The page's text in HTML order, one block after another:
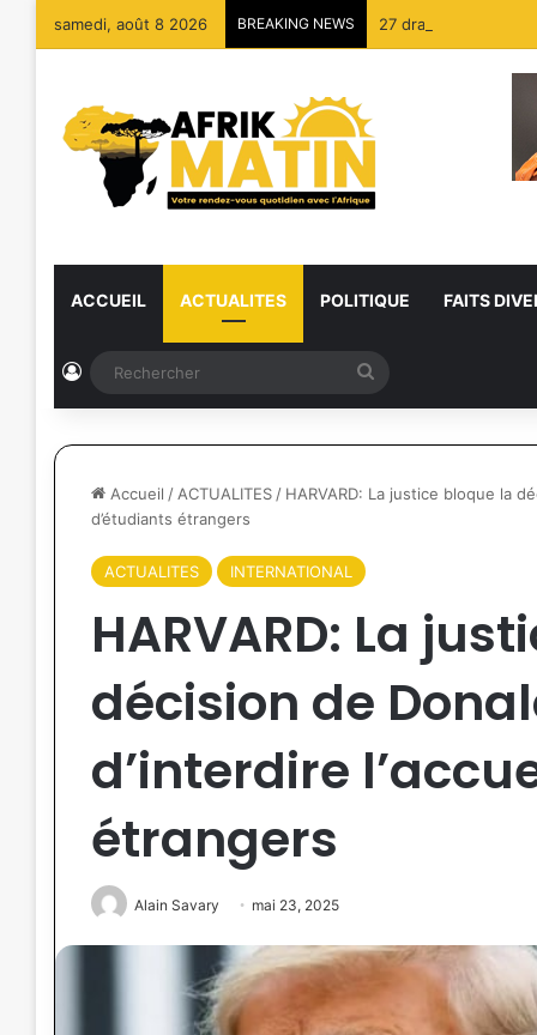
samedi, août 8 2026 BREAKING NEWS 27 dragues
ACCUEIL ACTUALITES POLITIQUE FAITS
Connexion
Accueil / ACTUALITES / HARVARD: La justice bloque la
d’étudiants étrangers
ACTUALITES INTERNATIONAL
HARVARD: La
décision de
d’interdire
étrangers
Alain Savary mai 23, 2025